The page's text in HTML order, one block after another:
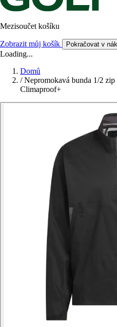
Mezisoučet košíku
Zobrazit můj košík Pokračovat v
Loading...
Domů
/ Nepromokavá bunda 1/2
Climaproof+